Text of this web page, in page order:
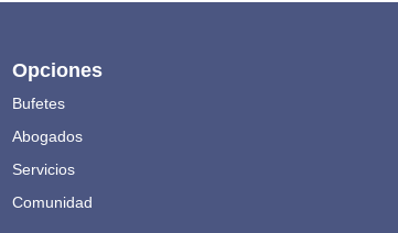
Opciones
Bufetes
Abogados
Servicios
Comunidad